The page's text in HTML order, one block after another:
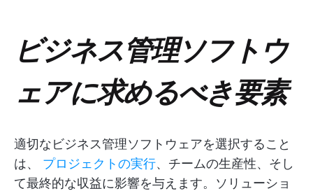
ビジネス管理ソフトウ
ェアに求めるべき要素
適切なビジネス管理ソフトウェアを選択すること
は、
プロジェクトの実行、チームの生産性、そし
て最終的な収益に影響を与えます。ソリューショ